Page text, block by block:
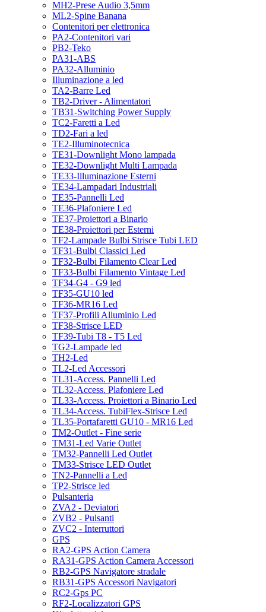
MH2-Prese Audio 3,5mm
ML2-Spine Banana
Contenitori per elettronica
PA2-Contenitori vari
PB2-Teko
PA31-ABS
PA32-Alluminio
Illuminazione a led
TA2-Barre Led
TB2-Driver - Alimentatori
TB31-Switching Power Supply
TC2-Faretti a Led
TD2-Fari a led
TE2-Illuminotecnica
TE31-Downlight Mono lampada
TE32-Downlight Multi Lampada
TE33-Illuminazione Esterni
TE34-Lampadari Industriali
TE35-Pannelli Led
TE36-Plafoniere Led
TE37-Proiettori a Binario
TE38-Proiettori per Esterni
TF2-Lampade Bulbi Strisce Tubi LED
TF31-Bulbi Classici Led
TF32-Bulbi Filamento Clear Led
TF33-Bulbi Filamento Vintage Led
TF34-G4 - G9 led
TF35-GU10 led
TF36-MR16 Led
TF37-Profili Alluminio Led
TF38-Strisce LED
TF39-Tubi T8 - T5 Led
TG2-Lampade led
TH2-Led
TL2-Led Accessori
TL31-Access. Pannelli Led
TL32-Access. Plafoniere Led
TL33-Access. Proiettori a Binario Led
TL34-Access. TubiFlex-Strisce Led
TL35-Portafaretti GU10 - MR16 Led
TM2-Outlet - Fine serie
TM31-Led Varie Outlet
TM32-Pannelli Led Outlet
TM33-Strisce LED Outlet
TN2-Pannelli a Led
TP2-Strisce led
Pulsanteria
ZVA2 - Deviatori
ZVB2 - Pulsanti
ZVC2 - Interruttori
GPS
RA2-GPS Action Camera
RA31-GPS Action Camera Accessori
RB2-GPS Navigatore stradale
RB31-GPS Accessori Navigatori
RC2-Gps PC
RF2-Localizzatori GPS